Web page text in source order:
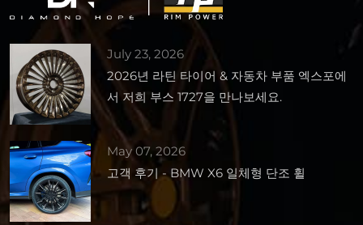
July 23, 2026
2026년 라틴 타이어 & 자동차 부품 엑스포에
서 저희 부스 1727을 만나보세요.
May 07, 2026
고객 후기 - BMW X6 일체형 단조 휠